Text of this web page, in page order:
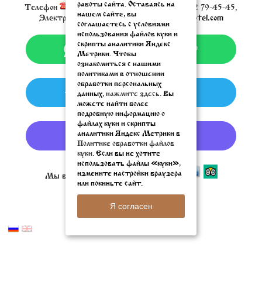
Телефон
+7 (911) 380-20-20, Факс:+7 8112 79-45-45,
Электронная почта ✉: resto@oldestatehotel.com
Мы в социальных сетях
© 2005 - 2026 Rublevbar.com
работы сайта. Оставаясь на
нашем сайте, вы
соглашаетесь с условиями
использования файлов куки и
скрипты аналитики Яндекс
Метрики. Чтобы
ознакомиться с нашими
политиками в отношении
обработки персональных
данных, нажмите здесь. Вы
можете найти более
подробную информацию о
файлах куки и скрипты
аналитики Яндекс Метрики в
Политике обработки файлов
куки. Если вы не хотите
использовать файлы «куки»,
измените настройки браузера
или покиньте сайт.
Я согласен